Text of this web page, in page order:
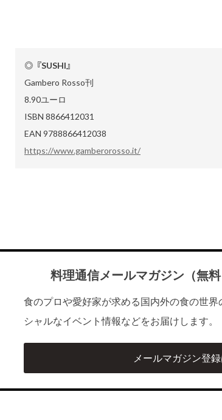
◎『SUSHI』
Gambero Rosso刊
8.90ユーロ
ISBN 8866412031
EAN 9788866412038
https://www.gamberorosso.it/
料理通信メールマガジン（無
食のプロや愛好家が求める国内外の食の世
シャルなイベント情報などをお届けします。
メールマガジン登